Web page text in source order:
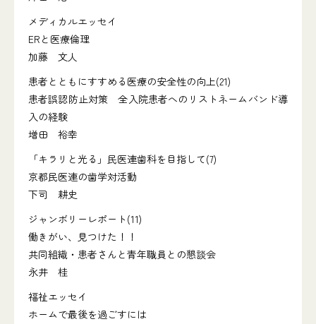
メディカルエッセイ
ERと医療倫理
加藤 文人
患者とともにすすめる医療の安全性の向上(21)
患者誤認防止対策 全入院患者へのリストネームバンド導
入の経験
増田 裕幸
「キラリと光る」民医連歯科を目指して(7)
京都民医連の歯学対活動
下司 耕史
ジャンボリーレポート(11)
働きがい、見つけた！！
共同組織・患者さんと青年職員との懇談会
永井 桂
福祉エッセイ
ホームで最後を過ごすには